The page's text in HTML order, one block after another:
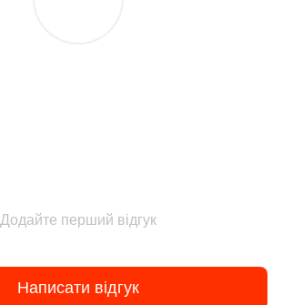
Додайте перший відгук
Написати відгук